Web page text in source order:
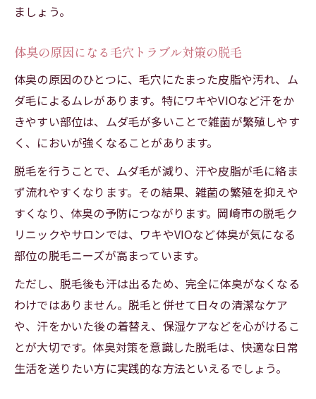
ましょう。
体臭の原因になる毛穴トラブル対策の脱毛
体臭の原因のひとつに、毛穴にたまった皮脂や汚れ、ム
ダ毛によるムレがあります。特にワキやVIOなど汗をか
きやすい部位は、ムダ毛が多いことで雑菌が繁殖しやす
く、においが強くなることがあります。
脱毛を行うことで、ムダ毛が減り、汗や皮脂が毛に絡ま
ず流れやすくなります。その結果、雑菌の繁殖を抑えや
すくなり、体臭の予防につながります。岡崎市の脱毛ク
リニックやサロンでは、ワキやVIOなど体臭が気になる
部位の脱毛ニーズが高まっています。
ただし、脱毛後も汗は出るため、完全に体臭がなくなる
わけではありません。脱毛と併せて日々の清潔なケア
や、汗をかいた後の着替え、保湿ケアなどを心がけるこ
とが大切です。体臭対策を意識した脱毛は、快適な日常
生活を送りたい方に実践的な方法といえるでしょう。